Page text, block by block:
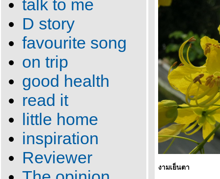
talk to me
D story
favourite song
on trip
good health
read it
little home
inspiration
Reviewer
งามเย็นตา